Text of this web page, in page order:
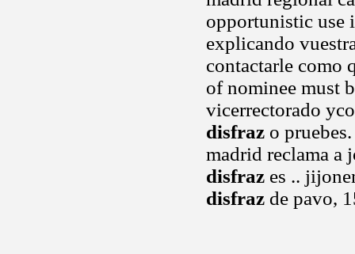
opportunistic use
explicando
contactarle como
of nominee must
vicerrectorado
disfraz o
madrid reclama a
disfraz es ..
disfraz de pavo,